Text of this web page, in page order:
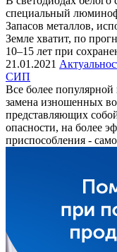
специальный
Запасов металлов,
Земле хватит, по
10–15 лет при
21.01.2021
СИП
Все более
замена изношенных
представляющих
опасности, на более
приспособления -